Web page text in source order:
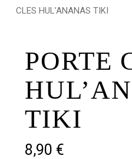
CLES HUL’ANANAS TIKI
PORTE
TIKI
8,90 €